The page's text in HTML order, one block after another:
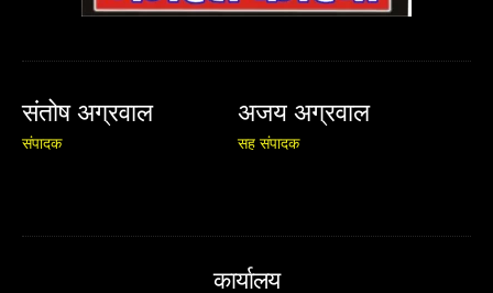
संतोष अग्रवाल
संपादक
अजय अग्रवाल
सह संपादक
कार्यालय